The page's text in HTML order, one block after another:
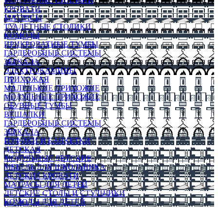
КРОВАТИ
МАТРАСЫ
ТУАЛЕТНЫЕ СТОЛИКИ
КОМОДЫ
ПРИКРОВАТНЫЕ ТУМБЫ
ГАРДЕРОБНЫЕ СИСТЕМЫ
ЗЕРКАЛА
ЭЛЕКТРОКАМИНЫ
ПРИХОЖАЯ
МАЛЕНЬКИЕ ПРИХОЖИЕ
МОДУЛЬНЫЕ ПРИХОЖИЕ
ОБУВНЫЕ ТУМБЫ
ВЕШАЛКИ
ГАРДЕРОБНЫЕ СИСТЕМЫ
ЗЕРКАЛА
ПУФИКИ И БАНКЕТКИ
ДЕТСКАЯ
МОДУЛЬНЫЕ ДЕТСКИЕ
МЕБЕЛЬ ДЛЯ ШКОЛЬНИКА
ДЕТСКИЕ КРОВАТИ
МАТРАСЫ ДЛЯ ДЕТЕЙ
ДЕТСКИЕ СТОЛЫ И СТУЛЬЧИКИ
КОМОДЫ ДЛЯ ДЕТЕЙ